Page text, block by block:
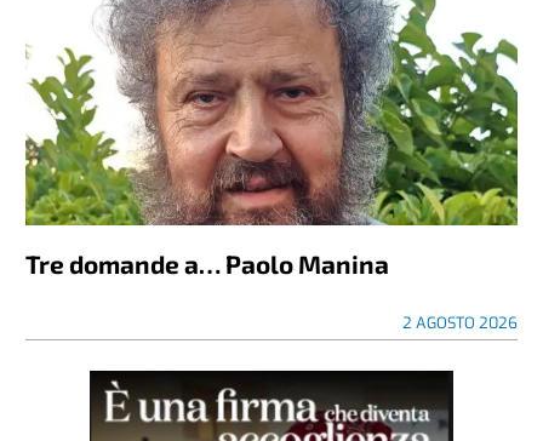
Tre domande a… Paolo Manina
2 AGOSTO 2026